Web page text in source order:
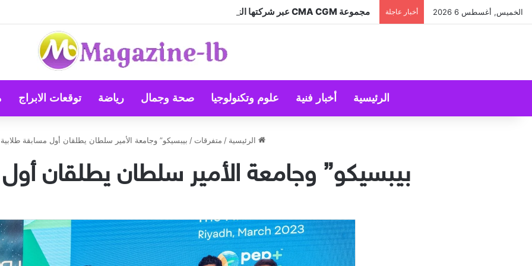
الخميس, أغسطس 6 2026 أخبار عاجلة مجموعة CMA CGM عبر شركتها التابعة CEVA Logistics تُنجز الاستحواذ على مجموعة فتّال
الرئيسية أخبار فنية علوم وتكنولوجيا صحة وجمال رياضة توقعات الابراج
الرئيسية / متفرقات / بيبسيكو” وجامعة الأمير سلطان يطلقان أول مسابقة طلابية
بيبسيكو” وجامعة الأمير سلطان يطلقان